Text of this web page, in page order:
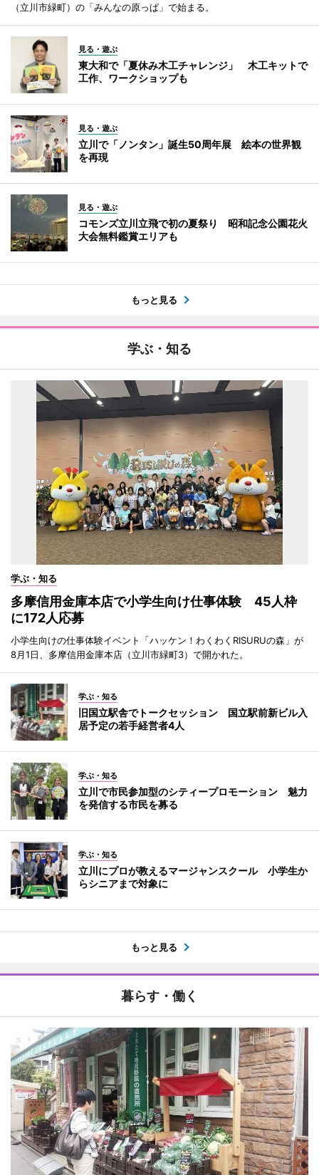
（立川市緑町）の「みんなの原っぱ」で始まる。
見る・遊ぶ
東大和で「夏休み木工チャレンジ」 木工キットで
工作、ワークショップも
見る・遊ぶ
立川で「ノンタン」誕生50周年展 絵本の世界観
を再現
見る・遊ぶ
コモンズ立川立飛で初の夏祭り 昭和記念公園花火
大会無料鑑賞エリアも
もっと見る
学ぶ・知る
学ぶ・知る
多摩信用金庫本店で小学生向け仕事体験 45人枠
に172人応募
小学生向けの仕事体験イベント「ハッケン！わくわくRISURUの森」が
8月1日、多摩信用金庫本店（立川市緑町3）で開かれた。
学ぶ・知る
旧国立駅舎でトークセッション 国立駅前新ビル入
居予定の若手経営者4人
学ぶ・知る
立川で市民参加型のシティープロモーション 魅力
を発信する市民を募る
学ぶ・知る
立川にプロが教えるマージャンスクール 小学生か
らシニアまで対象に
もっと見る
暮らす・働く